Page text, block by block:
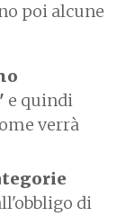
poi alcune
e quindi
verrà
di